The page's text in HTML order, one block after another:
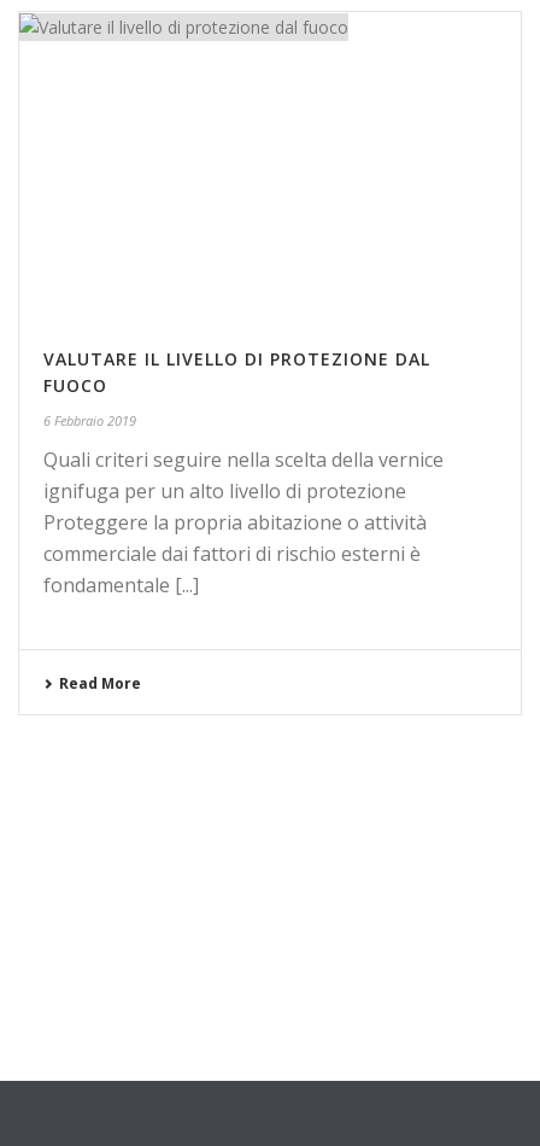
VALUTARE IL LIVELLO DI PROTEZIONE DAL
FUOCO
6 Febbraio 2019
Quali criteri seguire nella scelta della vernice
ignifuga per un alto livello di protezione
Proteggere la propria abitazione o attività
commerciale dai fattori di rischio esterni è
fondamentale [...]
Read More